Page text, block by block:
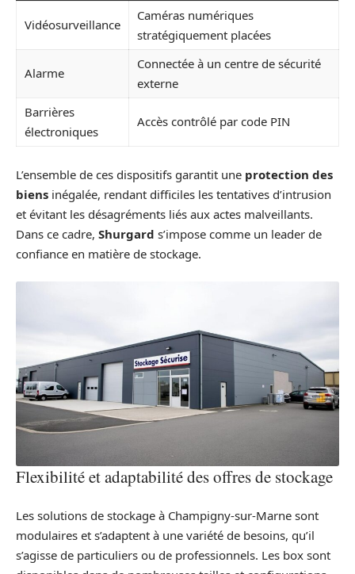
Vidéosurveillance
Caméras numériques
stratégiquement placées
Alarme
Connectée à un centre de sécurité
externe
Barrières
électroniques
Accès contrôlé par code PIN
L’ensemble de ces dispositifs garantit une protection des
biens inégalée, rendant difficiles les tentatives d’intrusion
et évitant les désagréments liés aux actes malveillants.
Dans ce cadre, Shurgard s’impose comme un leader de
confiance en matière de stockage.
Flexibilité et adaptabilité des offres de stockage
Les solutions de stockage à Champigny-sur-Marne sont
modulaires et s’adaptent à une variété de besoins, qu’il
s’agisse de particuliers ou de professionnels. Les box sont